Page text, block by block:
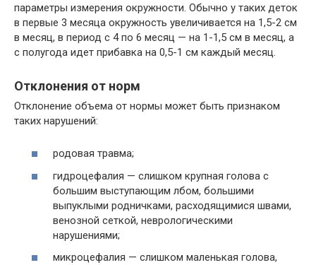
параметры измерения окружности. Обычно у таких деток
в первые 3 месяца окружность увеличивается на 1,5-2 см
в месяц, в период с 4 по 6 месяц — на 1-1,5 см в месяц, а
с полугода идет прибавка на 0,5-1 см каждый месяц.
Отклонения от норм
Отклонение объема от нормы может быть признаком
таких нарушений:
родовая травма;
гидроцефалия — слишком крупная голова с
большим выступающим лбом, большими
выпуклыми родничками, расходящимися швами,
венозной сеткой, неврологическими
нарушениями;
микроцефалия — слишком маленькая голова,